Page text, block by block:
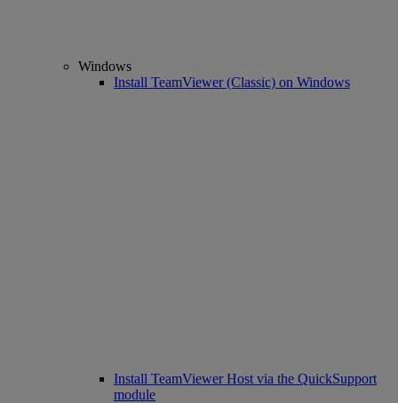
Windows
Install TeamViewer (Classic) on Windows
Install TeamViewer Host via the QuickSupport
module